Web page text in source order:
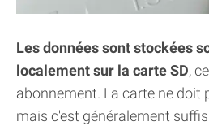
Les données sont stockées
localement sur la carte SD,
abonnement. La carte ne doit
mais c'est généralement